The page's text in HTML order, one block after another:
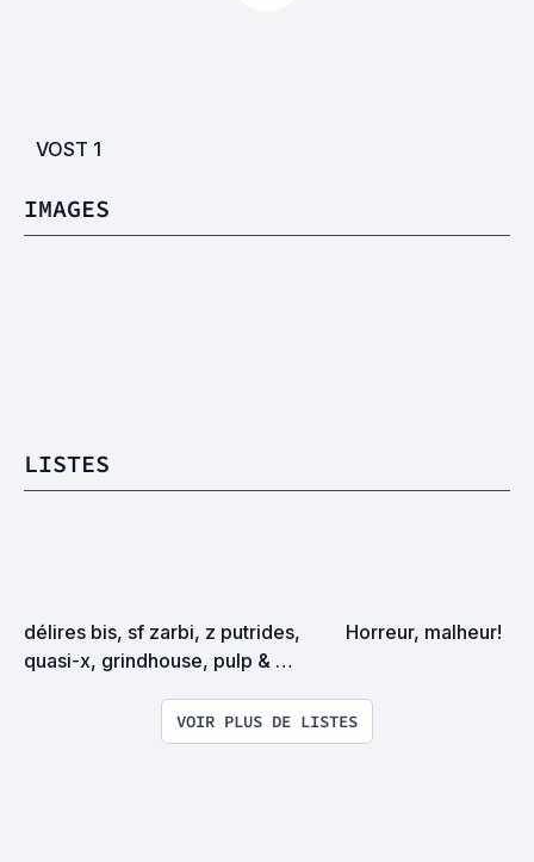
VOST 1
IMAGES
LISTES
délires bis, sf zarbi, z putrides,
quasi-x, grindhouse, pulp &
Horreur, malheur!
VOIR PLUS DE LISTES